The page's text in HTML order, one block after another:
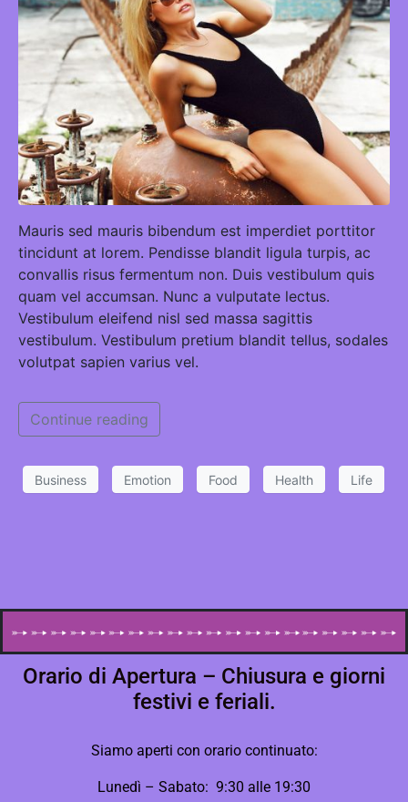
Mauris sed mauris bibendum est imperdiet porttitor
tincidunt at lorem. Pendisse blandit ligula turpis, ac
convallis risus fermentum non. Duis vestibulum quis
quam vel accumsan. Nunc a vulputate lectus.
Vestibulum eleifend nisl sed massa sagittis
vestibulum. Vestibulum pretium blandit tellus, sodales
volutpat sapien varius vel.
Continue reading
Business Emotion Food Health Life
Orario di Apertura – Chiusura e giorni
festivi e feriali.
Siamo aperti con orario continuato:
Lunedì – Sabato: 9:30 alle 19:30